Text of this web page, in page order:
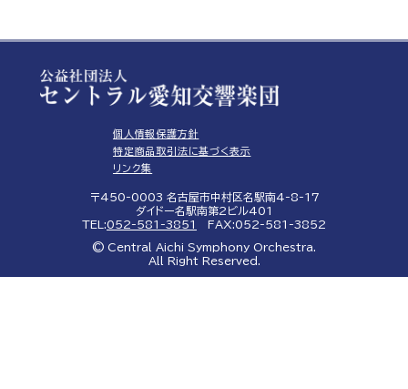
個人情報保護方針
特定商品取引法に基づく表示
リンク集
〒450-0003 名古屋市中村区名駅南4-8-17
ダイドー名駅南第2ビル401
TEL:052-581-3851 FAX:052-581-3852
© Central Aichi Symphony Orchestra.
All Right Reserved.